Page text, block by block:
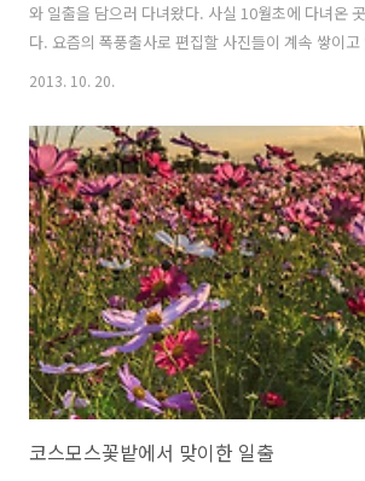
와 일출을 담으러 다녀왔다. 사실 10월초에 다녀온
다. 요즘의 폭풍출사로 편집할 사진들이 계속 쌓이
난 안개가 끼는 바람에 아쉽게도 제대로 된 풍경은
겨울에 눈 덮힌 풍경도 괜찮아 보이는데 길이 급경사
않아 보인다.
2013. 10. 20.
코스모스꽃밭에서 맞이한 일출